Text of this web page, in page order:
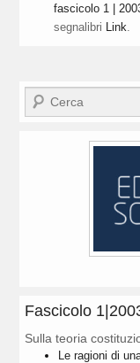
fascicolo 1 |
segnalibri
Link
Cerca
Fascicolo
Sulla teoria
Le ragioni di